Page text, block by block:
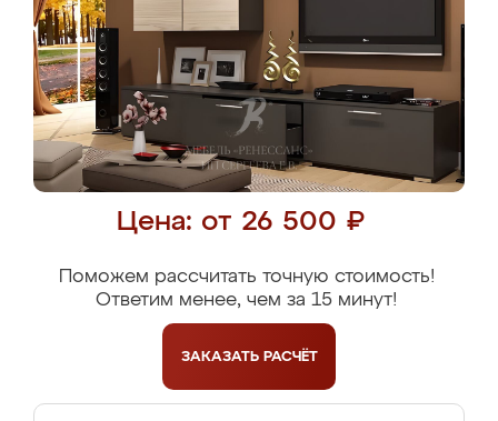
Цена: от 26 500 ₽
Поможем рассчитать точную стоимость!
Ответим менее, чем за 15 минут!
ЗАКАЗАТЬ РАСЧЁТ